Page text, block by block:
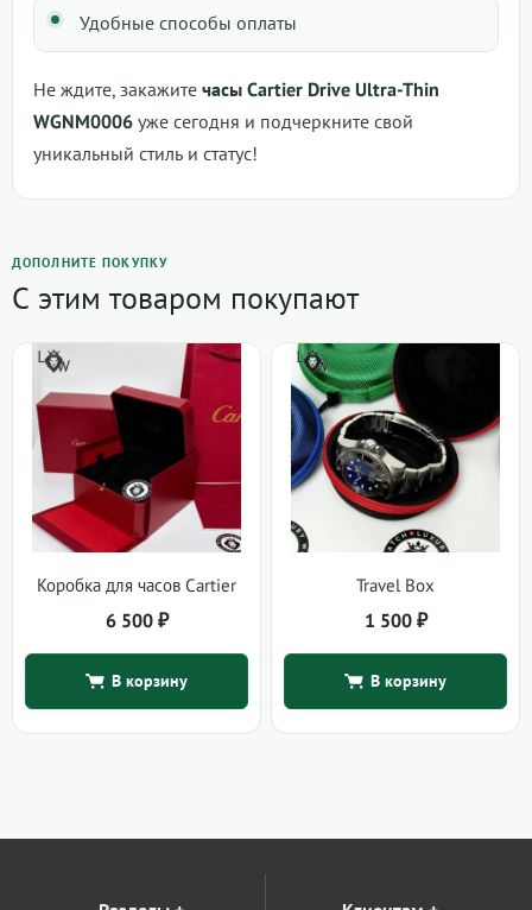
Удобные способы оплаты
Не ждите, закажите часы Cartier Drive Ultra-Thin
WGNM0006 уже сегодня и подчеркните свой
уникальный стиль и статус!
ДОПОЛНИТЕ ПОКУПКУ
С этим товаром покупают
Коробка для часов Cartier
6 500 ₽
В корзину
Travel Box
1 500 ₽
В корзину